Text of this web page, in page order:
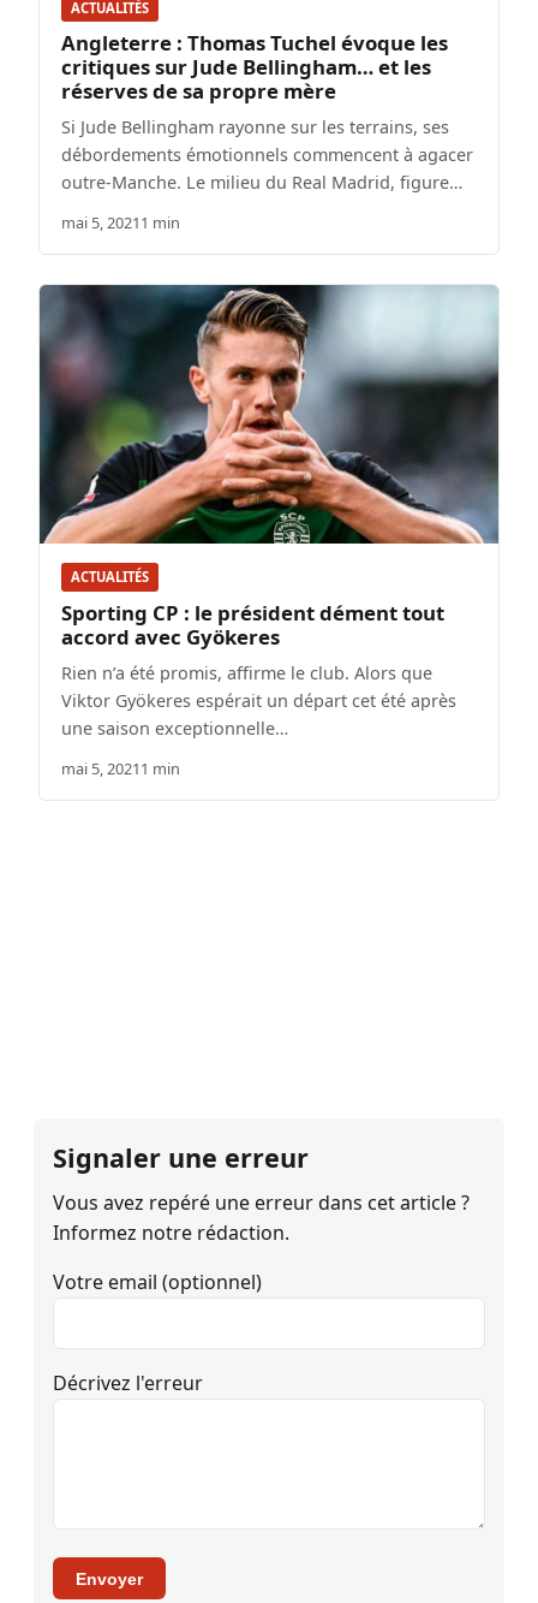
ACTUALITÉS
Angleterre : Thomas Tuchel évoque les
critiques sur Jude Bellingham… et les
réserves de sa propre mère
Si Jude Bellingham rayonne sur les terrains, ses
débordements émotionnels commencent à agacer
outre-Manche. Le milieu du Real Madrid, figure…
mai 5, 20211 min
ACTUALITÉS
Sporting CP : le président dément tout
accord avec Gyökeres
Rien n’a été promis, affirme le club. Alors que
Viktor Gyökeres espérait un départ cet été après
une saison exceptionnelle…
mai 5, 20211 min
Signaler une erreur
Vous avez repéré une erreur dans cet article ?
Informez notre rédaction.
Votre email (optionnel)
Décrivez l'erreur
Envoyer